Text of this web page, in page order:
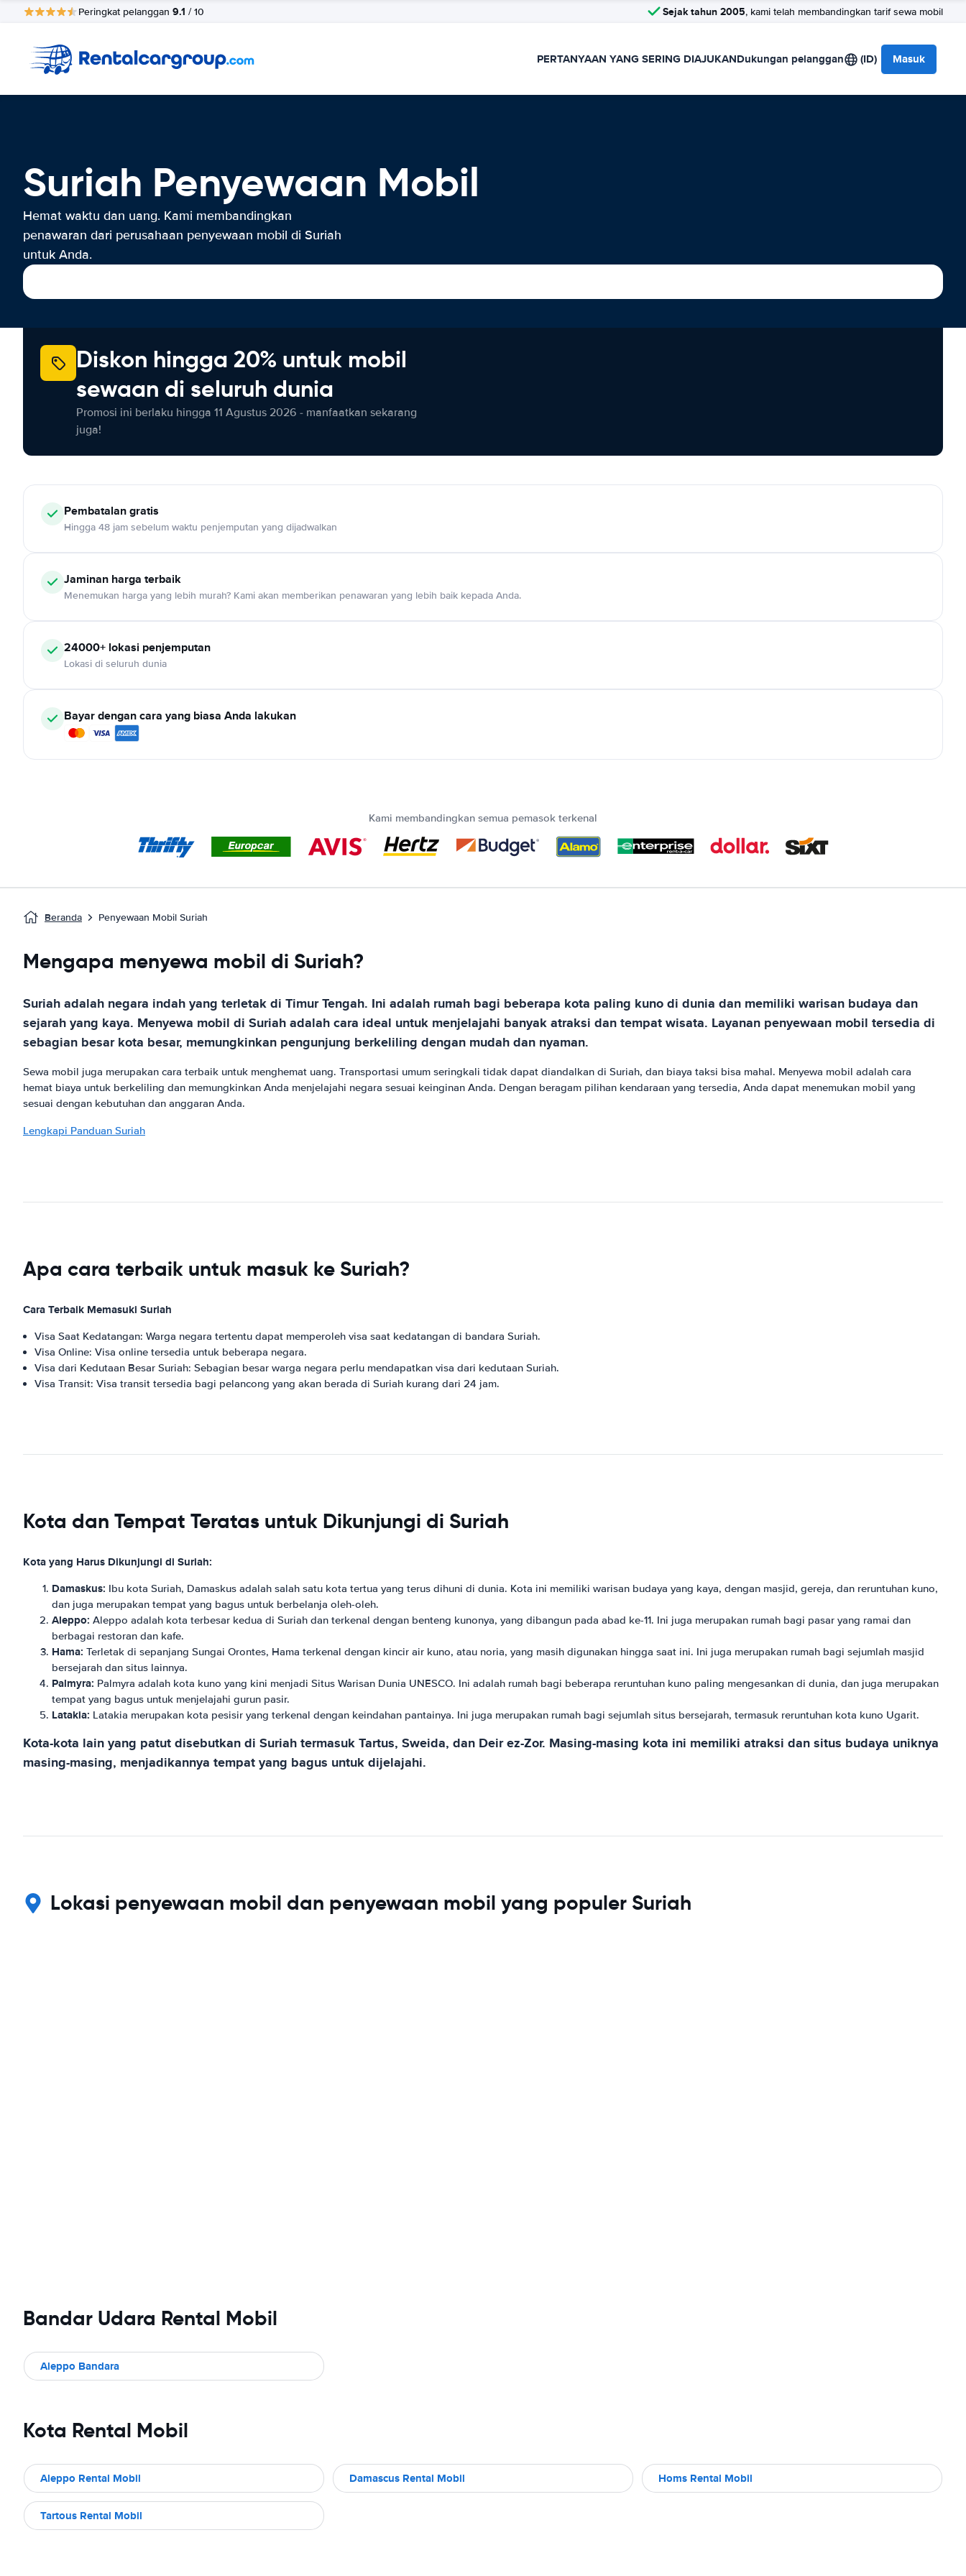
Peringkat pelanggan 9.1 / 10 Sejak tahun 2005, kami telah membandingkan tarif sewa mobil
PERTANYAAN YANG SERING DIAJUKANDukungan pelanggan (ID) Masuk
Suriah Penyewaan Mobil
Hemat waktu dan uang. Kami membandingkan
penawaran dari perusahaan penyewaan mobil di Suriah
untuk Anda.
Diskon hingga 20% untuk mobil
sewaan di seluruh dunia
Promosi ini berlaku hingga 11 Agustus 2026 - manfaatkan sekarang
juga!
Pembatalan gratis
Hingga 48 jam sebelum waktu penjemputan yang dijadwalkan
Jaminan harga terbaik
Menemukan harga yang lebih murah? Kami akan memberikan penawaran yang lebih baik kepada Anda.
24000+ lokasi penjemputan
Lokasi di seluruh dunia
Bayar dengan cara yang biasa Anda lakukan
Kami membandingkan semua pemasok terkenal
Beranda Penyewaan Mobil Suriah
Mengapa menyewa mobil di Suriah?
Suriah adalah negara indah yang terletak di Timur Tengah. Ini adalah rumah bagi beberapa kota paling kuno di dunia dan memiliki warisan budaya dan
sejarah yang kaya. Menyewa mobil di Suriah adalah cara ideal untuk menjelajahi banyak atraksi dan tempat wisata. Layanan penyewaan mobil tersedia di
sebagian besar kota besar, memungkinkan pengunjung berkeliling dengan mudah dan nyaman.
Sewa mobil juga merupakan cara terbaik untuk menghemat uang. Transportasi umum seringkali tidak dapat diandalkan di Suriah, dan biaya taksi bisa mahal. Menyewa mobil adalah cara
hemat biaya untuk berkeliling dan memungkinkan Anda menjelajahi negara sesuai keinginan Anda. Dengan beragam pilihan kendaraan yang tersedia, Anda dapat menemukan mobil yang
sesuai dengan kebutuhan dan anggaran Anda.
Lengkapi Panduan Suriah
Apa cara terbaik untuk masuk ke Suriah?
Cara Terbaik Memasuki Suriah
Visa Saat Kedatangan: Warga negara tertentu dapat memperoleh visa saat kedatangan di bandara Suriah.
Visa Online: Visa online tersedia untuk beberapa negara.
Visa dari Kedutaan Besar Suriah: Sebagian besar warga negara perlu mendapatkan visa dari kedutaan Suriah.
Visa Transit: Visa transit tersedia bagi pelancong yang akan berada di Suriah kurang dari 24 jam.
Kota dan Tempat Teratas untuk Dikunjungi di Suriah
Kota yang Harus Dikunjungi di Suriah:
Damaskus: Ibu kota Suriah, Damaskus adalah salah satu kota tertua yang terus dihuni di dunia. Kota ini memiliki warisan budaya yang kaya, dengan masjid, gereja, dan reruntuhan kuno,
dan juga merupakan tempat yang bagus untuk berbelanja oleh-oleh.
Aleppo: Aleppo adalah kota terbesar kedua di Suriah dan terkenal dengan benteng kunonya, yang dibangun pada abad ke-11. Ini juga merupakan rumah bagi pasar yang ramai dan
berbagai restoran dan kafe.
Hama: Terletak di sepanjang Sungai Orontes, Hama terkenal dengan kincir air kuno, atau noria, yang masih digunakan hingga saat ini. Ini juga merupakan rumah bagi sejumlah masjid
bersejarah dan situs lainnya.
Palmyra: Palmyra adalah kota kuno yang kini menjadi Situs Warisan Dunia UNESCO. Ini adalah rumah bagi beberapa reruntuhan kuno paling mengesankan di dunia, dan juga merupakan
tempat yang bagus untuk menjelajahi gurun pasir.
Latakia: Latakia merupakan kota pesisir yang terkenal dengan keindahan pantainya. Ini juga merupakan rumah bagi sejumlah situs bersejarah, termasuk reruntuhan kota kuno Ugarit.
Kota-kota lain yang patut disebutkan di Suriah termasuk Tartus, Sweida, dan Deir ez-Zor. Masing-masing kota ini memiliki atraksi dan situs budaya uniknya
masing-masing, menjadikannya tempat yang bagus untuk dijelajahi.
Lokasi penyewaan mobil dan penyewaan mobil yang populer Suriah
Bandar Udara Rental Mobil
Aleppo Bandara
Kota Rental Mobil
Aleppo Rental Mobil Damascus Rental Mobil Homs Rental Mobil
Tartous Rental Mobil